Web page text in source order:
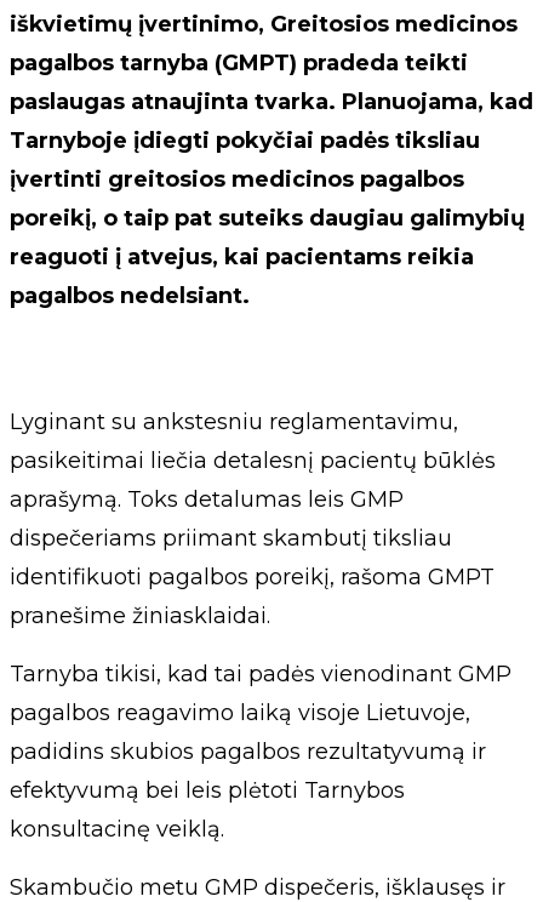
iškvietimų įvertinimo, Greitosios medicinos
pagalbos tarnyba (GMPT) pradeda teikti
paslaugas atnaujinta tvarka. Planuojama, kad
Tarnyboje įdiegti pokyčiai padės tiksliau
įvertinti greitosios medicinos pagalbos
poreikį, o taip pat suteiks daugiau galimybių
reaguoti į atvejus, kai pacientams reikia
pagalbos nedelsiant.
Lyginant su ankstesniu reglamentavimu,
pasikeitimai liečia detalesnį pacientų būklės
aprašymą. Toks detalumas leis GMP
dispečeriams priimant skambutį tiksliau
identifikuoti pagalbos poreikį, rašoma GMPT
pranešime žiniasklaidai.
Tarnyba tikisi, kad tai padės vienodinant GMP
pagalbos reagavimo laiką visoje Lietuvoje,
padidins skubios pagalbos rezultatyvumą ir
efektyvumą bei leis plėtoti Tarnybos
konsultacinę veiklą.
Skambučio metu GMP dispečeris, išklausęs ir